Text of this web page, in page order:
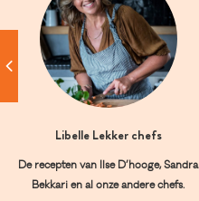
Libelle Lekker chefs
De recepten van Ilse D’hooge, Sandra
Bekkari en al onze andere chefs.